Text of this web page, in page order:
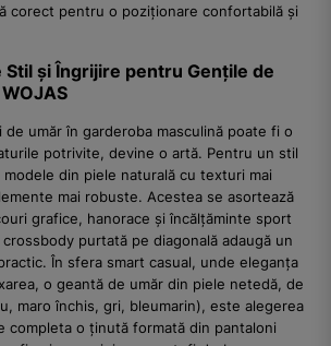
corect pentru o poziționare confortabilă și
Stil și Îngrijire pentru Gențile de
umăr în garderoba masculină poate fi o
potrivite, devine o artă. Pentru un stil
din piele naturală cu texturi mai
mai robuste. Acestea se asortează
grafice, hanorace și încălțăminte sport
purtată pe diagonală adaugă un
În sfera smart casual, unde eleganța
o geantă de umăr din piele netedă, de
maro închis, gri, bleumarin), este alegerea
completa o ținută formată din pantaloni